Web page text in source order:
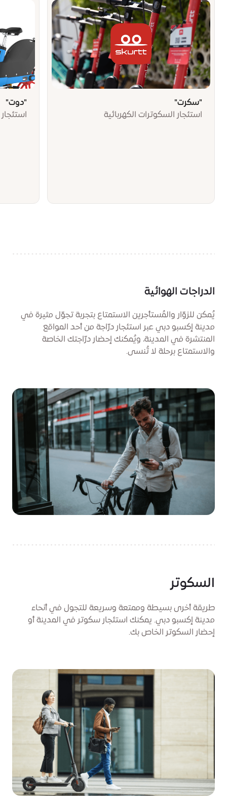
"سكرت"
استئجار السكوترات الكهربائية
"دوت"
استئجار
الدراجات الهوائية
يُمكن للزوّار والمُستأجرين الاستمتاع بتجربة تجوّل مثيرة في
مدينة إكسبو دبي عبر استئجار درّاجة من أحد المواقع
المنتشرة في المدينة، ويُمكنك إحضار درّاجتك الخاصة
والاستمتاع برحلة لا تُنسى.
السكوتر
طريقة أخرى بسيطة وممتعة وسريعة للتجول في أنحاء
مدينة إكسبو دبي. يمكنك استئجار سكوتر في المدينة أو
إحضار السكوتر الخاص بك.